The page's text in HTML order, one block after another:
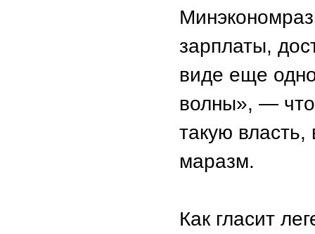
зарплаты,
виде еще
волны», —
такую
маразм.
Как гласит